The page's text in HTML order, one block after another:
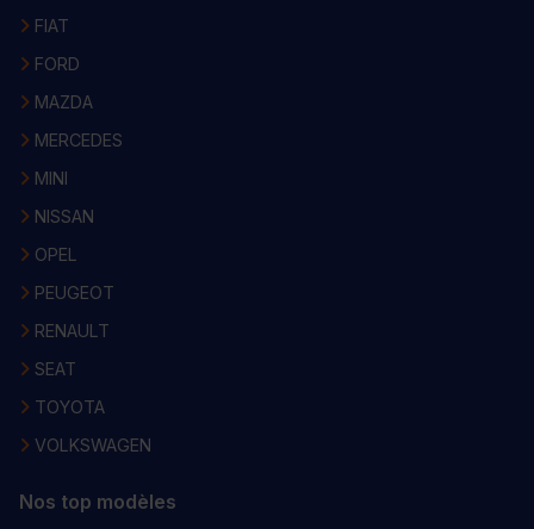
FIAT
FORD
MAZDA
MERCEDES
MINI
NISSAN
OPEL
PEUGEOT
RENAULT
SEAT
TOYOTA
VOLKSWAGEN
Nos top modèles